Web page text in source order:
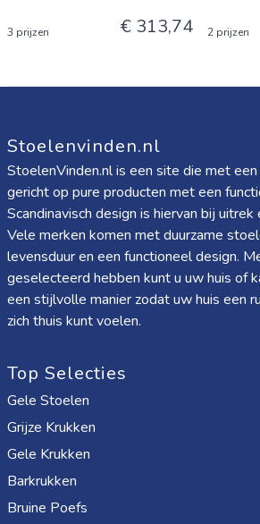
3 prijzen € 313,74 2 prijzen
Stoelenvinden.nl
StoelenVinden.nl is een site die met
gericht op pure producten met een
Scandinavisch design is hiervan bij
Vele merken komen met duurzame
levensduur en een functioneel design.
geselecteerd hebben kunt u uw huis of
een stijlvolle manier zodat uw huis een
zich thuis kunt voelen.
Top Selecties
Gele Stoelen
Grijze Krukken
Gele Krukken
Barkrukken
Bruine Poefs